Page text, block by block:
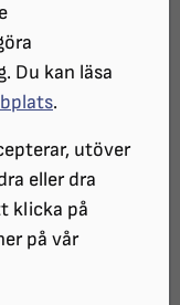
Du kan läsa
.
utöver
eller dra
klicka på
på vår
Föreningen är en
på
nyttja lokaler
Monica
e-post till